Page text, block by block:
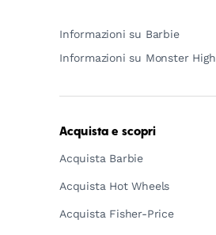
Informazioni su Barbie
Informazioni su Monster High
Acquista e scopri
Acquista Barbie
Acquista Hot Wheels
Acquista Fisher-Price